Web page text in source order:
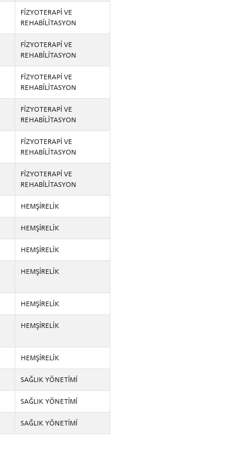
FİZYOTERAPİ VE
REHABİLİTASYON
FİZYOTERAPİ VE
REHABİLİTASYON
FİZYOTERAPİ VE
REHABİLİTASYON
FİZYOTERAPİ VE
REHABİLİTASYON
FİZYOTERAPİ VE
REHABİLİTASYON
FİZYOTERAPİ VE
REHABİLİTASYON
HEMŞİRELİK
HEMŞİRELİK
HEMŞİRELİK
HEMŞİRELİK
HEMŞİRELİK
HEMŞİRELİK
HEMŞİRELİK
SAĞLIK YÖNETİMİ
SAĞLIK YÖNETİMİ
SAĞLIK YÖNETİMİ